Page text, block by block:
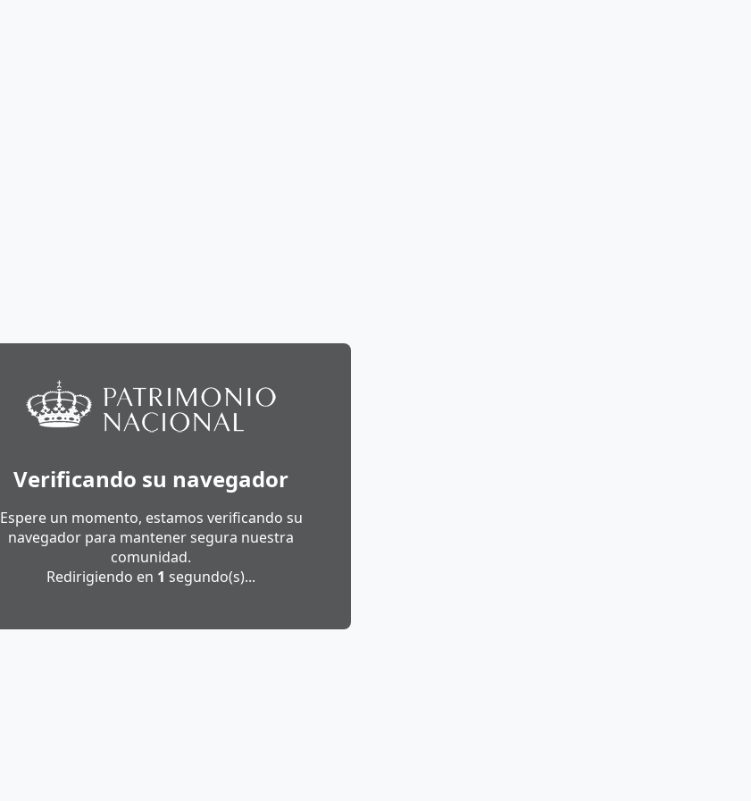
Verificando su navegador
Espere un momento, estamos verificando su
navegador para mantener segura nuestra
comunidad.
Redirigiendo en 1 segundo(s)...